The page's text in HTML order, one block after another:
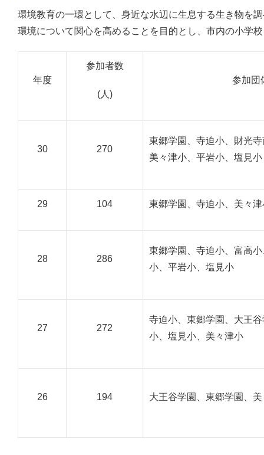
環境教育の一環として、身近な水辺に生息する生き物を
環境について関心を高めることを目的とし、市内の小学
年度
参加者数
(人)
参加団
30 270
東郷学園、寺迫小、財光
美々津小、平岩小、塩見小
29 104 東郷学園、寺迫小、美々
28 286
東郷学園、寺迫小、富高
小、平岩小、塩見小
27 272
寺迫小、東郷学園、大王
小、塩見小、美々津小
26 194 大王谷学園、東郷学園、